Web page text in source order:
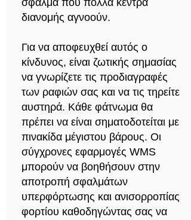
σφάλμα που πολλά κέντρα
διανομής αγνοούν.
Για να αποφευχθεί αυτός ο
κίνδυνος, είναι ζωτικής σημασίας
να γνωρίζετε τις προδιαγραφές
των ραφιών σας και να τις τηρείτε
αυστηρά. Κάθε φάτνωμα θα
πρέπει να είναι σηματοδοτείται με
πινακίδα μέγιστου βάρους. Οι
σύγχρονες εφαρμογές WMS
μπορούν να βοηθήσουν στην
αποτροπή σφαλμάτων
υπερφόρτωσης και ανισορροπίας
φορτίου καθοδηγώντας σας να